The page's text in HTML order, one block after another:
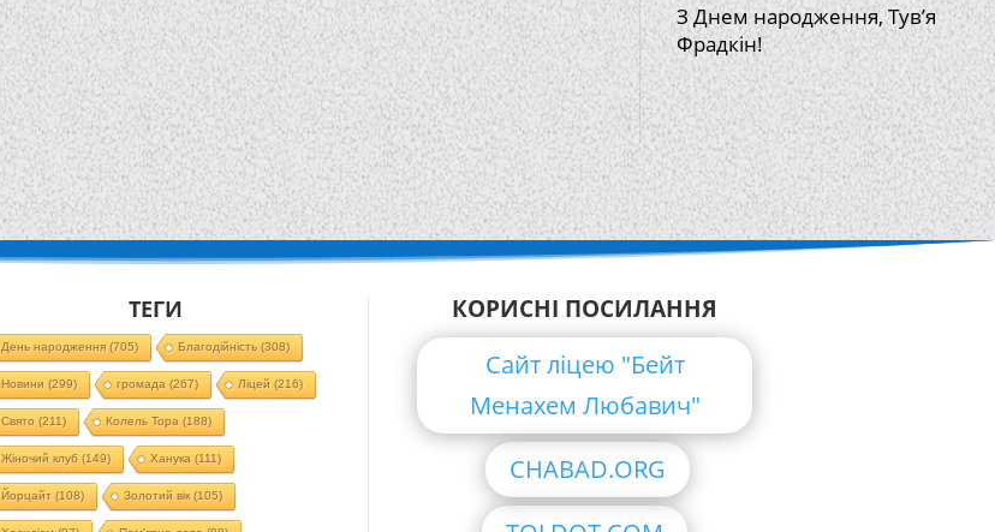
З Днем народження, Тув’я
Фрадкін!
ТЕГИ
День народження(705) Благодійність (308)
Новини (299) громада (267) Ліцей (216)
Свято (211) Колель Тора (188)
Жіночий клуб (149) Ханука (111)
Йорцайт (108) Золотий вік(105)
КОРИСНІ ПОСИЛАННЯ
Сайт ліцею "Бейт
Менахем Любавич"
CHABAD.ORG